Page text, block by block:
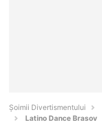
Şoimii Divertismentului
Latino Dance Brasov